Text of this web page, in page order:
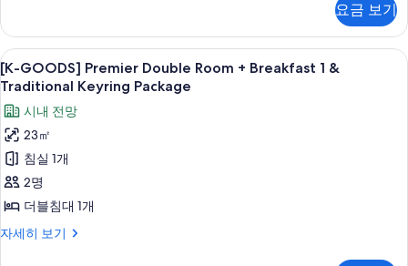
Package
사
진
모
두
보
기
Room
Breakfast
1
Traditional
Keyring
Package
자
세
보
기
요금 보기
[K-
GOODS]
Premier
Double
Room
+
Breakfast
1
&
Traditional
고급 침구, 객실 내 금고, 암막 커튼, 방
6
[K-GOODS] Premier Double Room + Breakfast 1 &
Traditional Keyring Package
시내 전망
23㎡
침실 1개
2명
더블침대 1개
자세히 보기
[K-